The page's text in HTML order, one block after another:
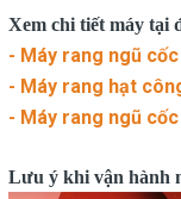
Xem chi tiết máy tại
- Máy rang ngũ cốc
- Máy rang hạt
- Máy rang ngũ
Lưu ý khi vận hành